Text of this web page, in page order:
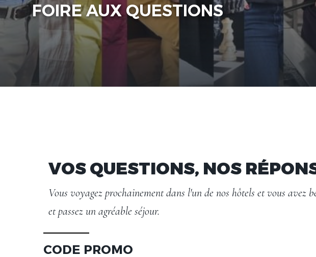
FOIRE AUX QUESTIONS
VOS QUESTIONS, NOS
Vous voyagez prochainement dans l'un de nos hôtels et vous avez
et passez un agréable séjour.
CODE PROMO